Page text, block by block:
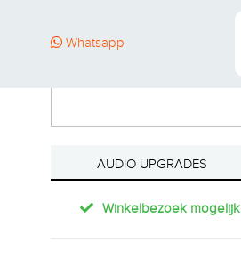
Whatsapp
AUDIO UPGRADES
Winkelbezoek mogelijk